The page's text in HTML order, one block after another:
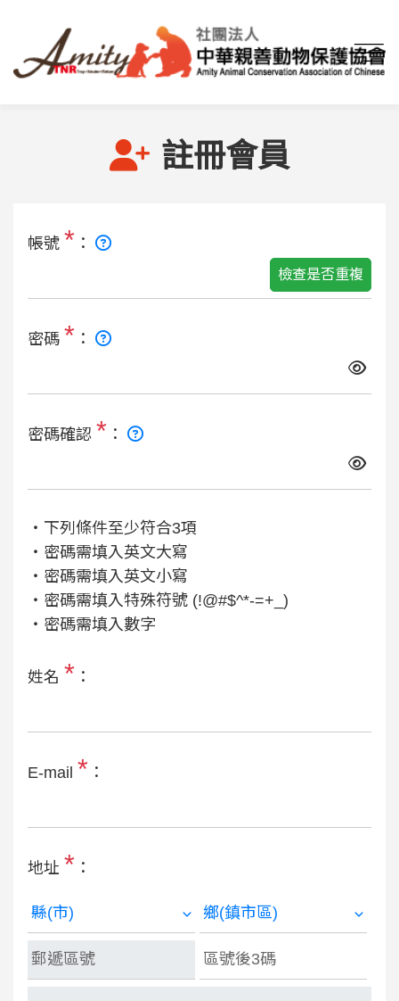
註冊會員
帳號 * ：
檢查是否重複
密碼 * ：
密碼確認 * ：
‧下列條件至少符合3項
‧密碼需填入英文大寫
‧密碼需填入英文小寫
‧密碼需填入特殊符號 (!@#$^*-=+_)
‧密碼需填入數字
姓名 * ：
E-mail * ：
地址 * ：